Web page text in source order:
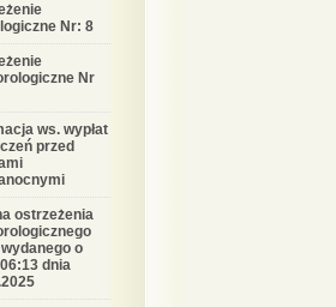
Nr: 8
Nr
ws. wypłat
przed
ostrzeżenia
o
dnia